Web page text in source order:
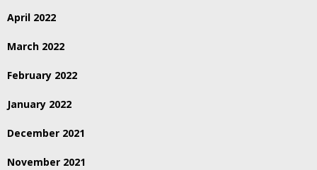
April 2022
March 2022
February 2022
January 2022
December 2021
November 2021